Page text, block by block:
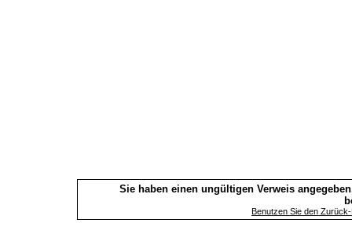
Sie haben einen ungültigen Verweis
Benutzen Sie den